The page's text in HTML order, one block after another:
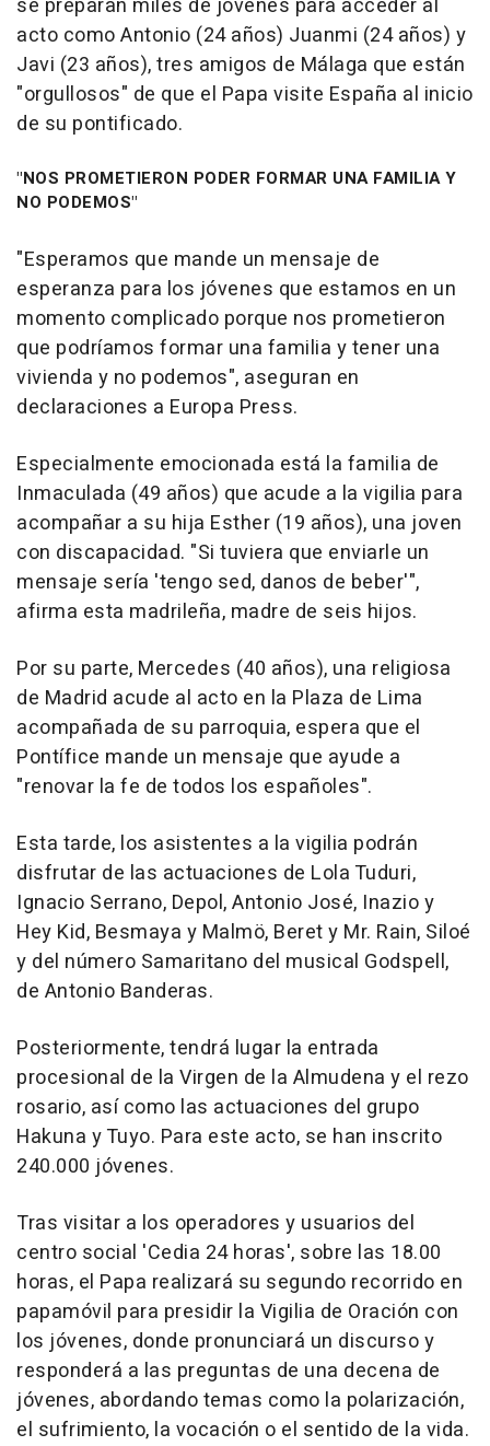
acto como Antonio (24 años) Juanmi (24 años) y
Javi (23 años), tres amigos de Málaga que están
"orgullosos" de que el Papa visite España al inicio
de su pontificado.
"NOS PROMETIERON PODER FORMAR UNA FAMILIA Y
NO PODEMOS"
"Esperamos que mande un mensaje de
esperanza para los jóvenes que estamos en un
momento complicado porque nos prometieron
que podríamos formar una familia y tener una
vivienda y no podemos", aseguran en
declaraciones a Europa Press.
Especialmente emocionada está la familia de
Inmaculada (49 años) que acude a la vigilia para
acompañar a su hija Esther (19 años), una joven
con discapacidad. "Si tuviera que enviarle un
mensaje sería 'tengo sed, danos de beber'",
afirma esta madrileña, madre de seis hijos.
Por su parte, Mercedes (40 años), una religiosa
de Madrid acude al acto en la Plaza de Lima
acompañada de su parroquia, espera que el
Pontífice mande un mensaje que ayude a
"renovar la fe de todos los españoles".
Esta tarde, los asistentes a la vigilia podrán
disfrutar de las actuaciones de Lola Tuduri,
Ignacio Serrano, Depol, Antonio José, Inazio y
Hey Kid, Besmaya y Malmö, Beret y Mr. Rain, Siloé
y del número Samaritano del musical Godspell,
de Antonio Banderas.
Posteriormente, tendrá lugar la entrada
procesional de la Virgen de la Almudena y el rezo
rosario, así como las actuaciones del grupo
Hakuna y Tuyo. Para este acto, se han inscrito
240.000 jóvenes.
Tras visitar a los operadores y usuarios del
centro social 'Cedia 24 horas', sobre las 18.00
horas, el Papa realizará su segundo recorrido en
papamóvil para presidir la Vigilia de Oración con
los jóvenes, donde pronunciará un discurso y
responderá a las preguntas de una decena de
jóvenes, abordando temas como la polarización,
el sufrimiento, la vocación o el sentido de la vida.